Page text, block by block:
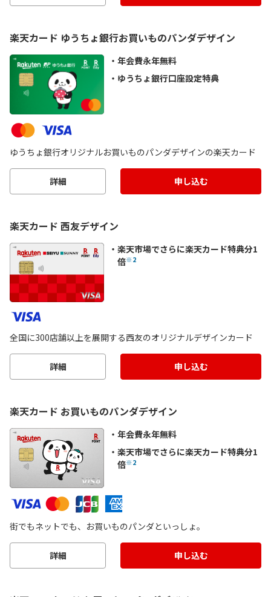
楽天カード ゆうちょ銀行お買いものパンダデザイン
年会費永年無料
ゆうちょ銀行口座設定特典
ゆうちょ銀行オリジナルお買いものパンダデザインの楽天カード
詳細 申し込む
楽天カード 西友デザイン
楽天市場でさらに楽天カード特典分1
倍※2
全国に300店舗以上を展開する西友のオリジナルデザインカード
詳細 申し込む
楽天カード お買いものパンダデザイン
年会費永年無料
楽天市場でさらに楽天カード特典分1
倍※2
街でもネットでも、お買いものパンダといっしょ。
詳細 申し込む